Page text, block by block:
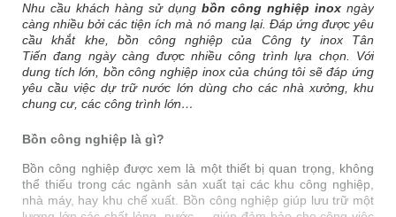
Nhu cầu khách hàng sử dụng bồn công nghiệp inox ngày
càng nhiều bởi các tiện ích mà nó mang lại. Đáp ứng được yêu
cầu khắt khe, bồn công nghiệp của Công ty inox Tân
Tiến đang ngày càng được nhiều công trình lựa chọn. Với
dung tích lớn, bồn công nghiệp inox của chúng tôi sẽ đáp ứng
yêu cầu việc dự trữ nước lớn dùng cho các nhà xưởng, khu
chung cư, các công trình lớn…
Bồn công nghiệp là gì?
Bồn công nghiệp được xem là một thiết bị quan trọng, không
thể thiếu trong các ngành sản xuất tại các khu công nghiệp,
nhà máy, hay khu chế xuất. Bồn công nghiệp giúp lưu trữ một